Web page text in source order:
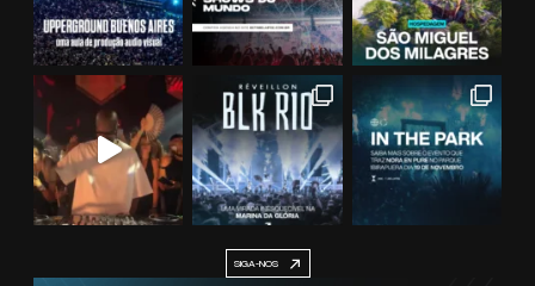
SIGA-NOS